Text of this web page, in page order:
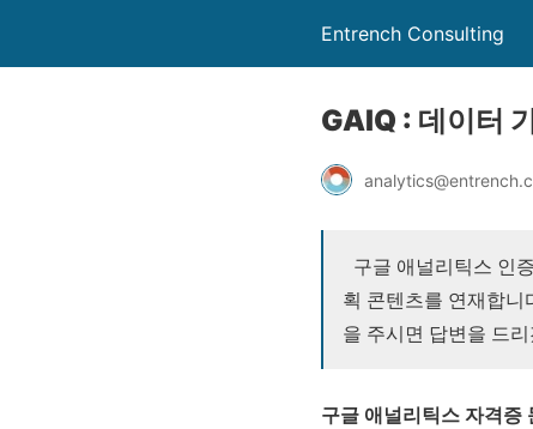
Entrench Consulting
GAIQ : 데이터
구글 애널리틱스 인
획 콘텐츠를 연재합니
을 주시면 답변을 드
구글 애널리틱스 자격증